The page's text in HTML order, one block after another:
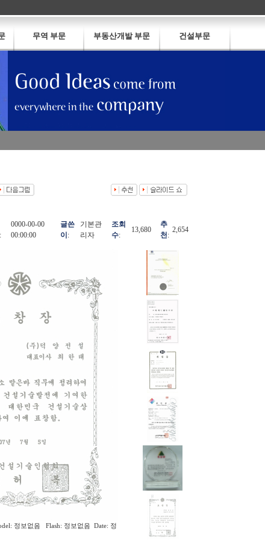
무역 부문 부동산개발 부문 건설부문
:
0000-00-00
00:00:00
글쓴
이 :
기본관
리자
조회
수:
13,680
추
천:
2,654
정보없음 Flash: 정보없음 Date: 정